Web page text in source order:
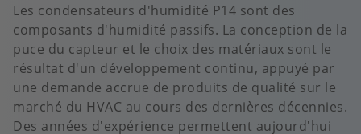
Les condensateurs d'humidité P14 sont des
composants d'humidité passifs. La conception de la
puce du capteur et le choix des matériaux sont le
résultat d'un développement continu, appuyé par
une demande accrue de produits de qualité sur le
marché du HVAC au cours des dernières décennies.
Des années d'expérience permettent aujourd'hui